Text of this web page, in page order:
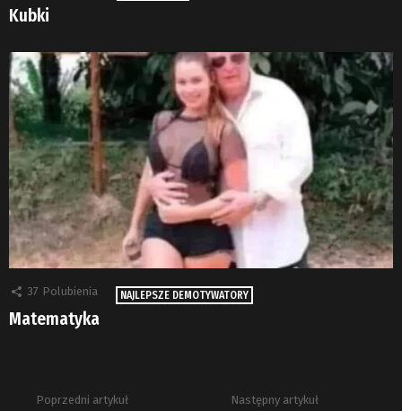
Kubki
37 Polubienia NAJLEPSZE DEMOTYWATORY
Matematyka
ZobaczPoprzedni artykuł Następny artykuł